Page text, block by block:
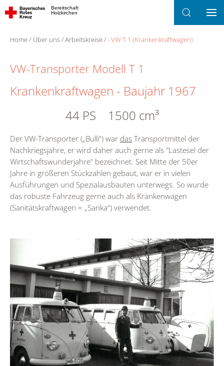
Bereitschaft
Holzkirchen
Home Über uns Arbeitskreise › VW T 1 (Krankenkraftwagen)
VW-Transporter Modell T 1
Krankenkraftwagen - Baujahr 1967
44 PS 1500 cm³
Der VW-Transporter („Bulli“) war das Transportmittel der
Nachkriegsjahre, er wird daher auch gerne als "Lastesel der
Wirtschaftswunderjahre" bezeichnet. Seit Mitte der 50er
Jahre in größeren Stückzahlen gebaut, war er in vielen
Ausführungen und Spezialausbauten unterwegs. So wurde
das robuste Fahrzeug gerne auch als Krankenwagen
(Sanitätskraftwagen = „Sanka“) verwendet.